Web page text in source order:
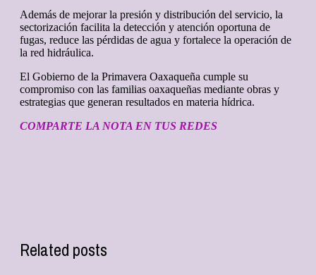
Además de mejorar la presión y distribución del servicio, la
sectorización facilita la detección y atención oportuna de
fugas, reduce las pérdidas de agua y fortalece la operación de
la red hidráulica.
El Gobierno de la Primavera Oaxaqueña cumple su
compromiso con las familias oaxaqueñas mediante obras y
estrategias que generan resultados en materia hídrica.
COMPARTE LA NOTA EN TUS REDES
Related posts